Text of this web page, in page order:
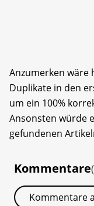
Anzumerken wäre
Duplikate in den
um ein 100%
Ansonsten würde
gefundenen
Kommentare
Kommentare